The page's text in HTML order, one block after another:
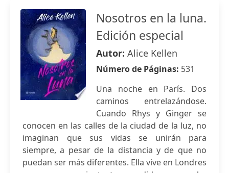
Nosotros en la luna.
Edición especial
Autor: Alice Kellen
Número de Páginas: 531
Una noche en París. Dos
caminos entrelazándose.
Cuando Rhys y Ginger se
conocen en las calles de la ciudad de la luz, no
imaginan que sus vidas se unirán para
siempre, a pesar de la distancia y de que no
puedan ser más diferentes. Ella vive en Londres